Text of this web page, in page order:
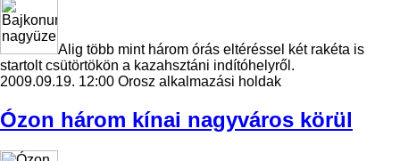
Alig több mint három órás eltéréssel két rakéta is
startolt csütörtökön a kazahsztáni indítóhelyről.
2009.09.19. 12:00 Orosz alkalmazási holdak
Ózon három kínai nagyváros körül